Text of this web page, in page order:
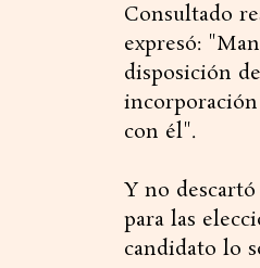
Consultado
expresó:
disposición
con él".
Y no
para las
candidato lo